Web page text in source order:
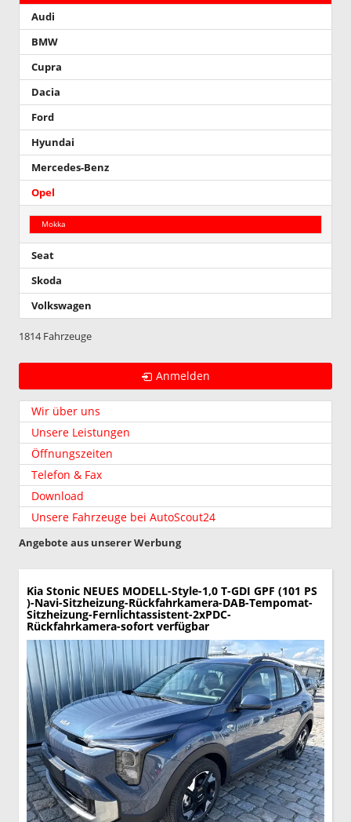
Audi
BMW
Cupra
Dacia
Ford
Hyundai
Mercedes-Benz
Opel
Mokka
Seat
Skoda
Volkswagen
1814 Fahrzeuge
Anmelden
Wir über uns
Unsere Leistungen
Öffnungszeiten
Telefon & Fax
Download
Unsere Fahrzeuge bei AutoScout24
Angebote aus unserer Werbung
Kia Stonic NEUES MODELL-Style-1,0 T-GDI GPF (101 PS
)-Navi-Sitzheizung-Rückfahrkamera-DAB-Tempomat-
Sitzheizung-Fernlichtassistent-2xPDC-
Rückfahrkamera-sofort verfügbar